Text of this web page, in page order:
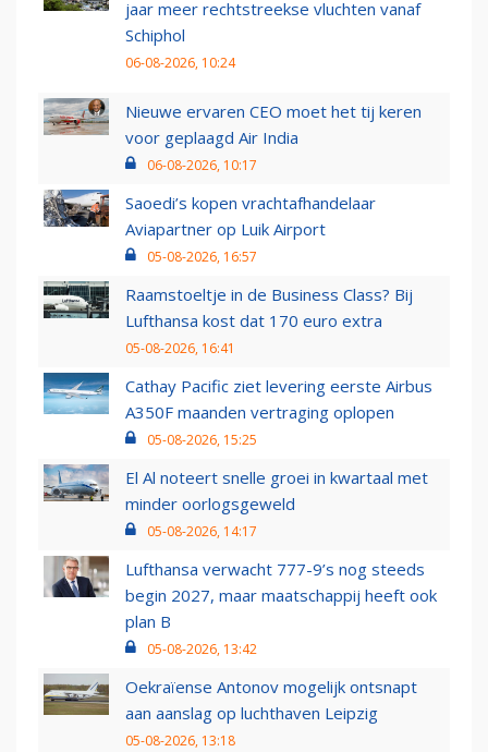
jaar meer rechtstreekse vluchten vanaf
Schiphol
06-08-2026, 10:24
Nieuwe ervaren CEO moet het tij keren
voor geplaagd Air India
06-08-2026, 10:17
Saoedi’s kopen vrachtafhandelaar
Aviapartner op Luik Airport
05-08-2026, 16:57
Raamstoeltje in de Business Class? Bij
Lufthansa kost dat 170 euro extra
05-08-2026, 16:41
Cathay Pacific ziet levering eerste Airbus
A350F maanden vertraging oplopen
05-08-2026, 15:25
El Al noteert snelle groei in kwartaal met
minder oorlogsgeweld
05-08-2026, 14:17
Lufthansa verwacht 777-9’s nog steeds
begin 2027, maar maatschappij heeft ook
plan B
05-08-2026, 13:42
Oekraïense Antonov mogelijk ontsnapt
aan aanslag op luchthaven Leipzig
05-08-2026, 13:18